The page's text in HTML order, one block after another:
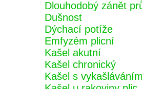
Dlouhodobý zánět
Dušnost
Dýchací potíže
Emfyzém plicní
Kašel akutní
Kašel chronický
Kašel s